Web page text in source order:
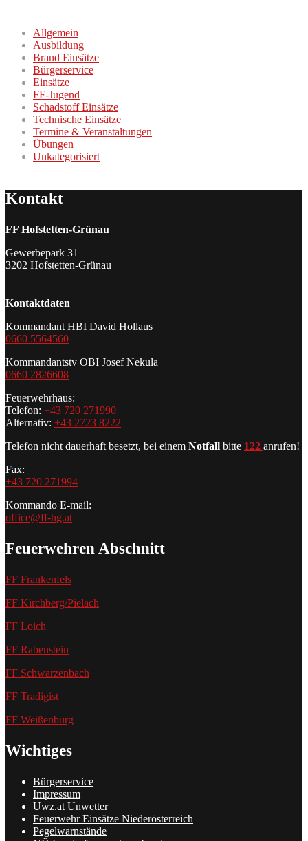
Allgemein
Ausbildung
Brand Einsätze
Bürgerservice
Einsätze
FF-Jugend
Schadstoff Einsätze
Technische Einsätze
Termine & Veranstaltungen
Übungen
Unkategorisiert
Kontakt
FF Hofstetten-Grünau
Gewerbepark 31
3202 Hofstetten-Grünau
Kontaktdaten
Kommandant HBI David Hollaus
0660 5564560
Kommandantstv OBI Josef Nekula
0660 2826608
Feuerwehrhaus:
Telefon: +43 720 271990
Alternativ: +43 2723 8222
Telefon nicht dauerhaft besetzt, bei einem Notfall bitte 122 anrufen!
Fax:
+43 720 271994
Kommando E-mail:
office@ff-hg.at
Feuerwehren Abschnitt
FF Frankenfels
FF Kirchberg/Pielach
FF Loich
FF Rabenstein
FF Schwarzenbach
FF Tradigist
FF Weißenburg
Wichtiges
Bürgerservice
Impressum
Uwz.at Unwetter
Feuerwehr Einsätze Niederösterreich
Pegelwarnstände